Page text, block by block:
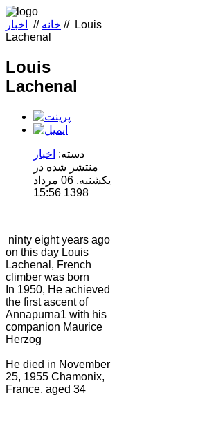
خانه // اخبار // Louis
Lachenal
Louis
Lachenal
دسته: اخبار
منتشر شده در
یکشنبه, 06 مرداد
1398 15:56
ninty eight years ago
on this day Louis
Lachenal, French
climber was born
In 1950, He achieved
the first ascent of
Annapurna1 with his
companion Maurice
Herzog
He died in November
25, 1955 Chamonix,
France, aged 34